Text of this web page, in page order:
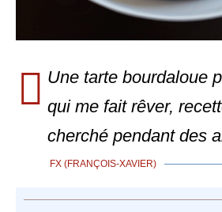
Une tarte bourdaloue
qui me fait rêver,
cherché pendant des
FX (FRANÇOIS-XAVIER)